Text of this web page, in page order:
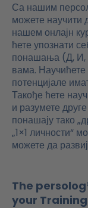
Са нашим
можете научити
нашем онлајн
ћете упознати
понашања (Д, И,
вама. Научићете
потенцијале
Такође ћете
и разумете
понашају тако
„1×1 личности“
можете да
The
your